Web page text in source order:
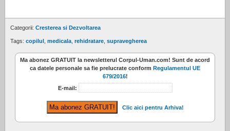
Categorii: Cresterea si Dezvoltarea
Tags: copilul medicala rehidratare supravegherea
Ma abonez GRATUIT la newsletterul Corpul-Uman.com! Sunt de acord
ca datele personale sa fie prelucrate conform Regulamentul UE
679/2016!
E-mail:
Clic aici pentru Arhiva!